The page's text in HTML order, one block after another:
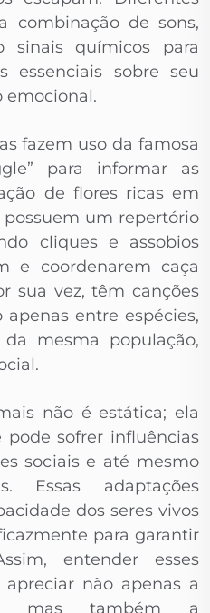
combinação de sons,
sinais químicos para
essenciais sobre seu
emocional.
fazem uso da famosa
para informar as
de flores ricas em
um repertório
cliques e assobios
e coordenarem caça
sua vez, têm canções
entre espécies,
mesma população,
não é estática; ela
sofrer influências
sociais e até mesmo
Essas adaptações
dos seres vivos
para garantir
entender esses
não apenas a
mas também a